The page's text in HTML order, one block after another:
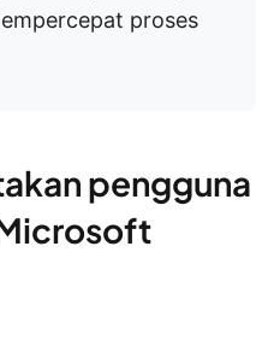
proses
pengguna